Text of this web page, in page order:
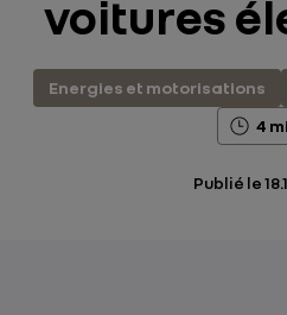
voitures
Energies et motorisations
4
Publié le